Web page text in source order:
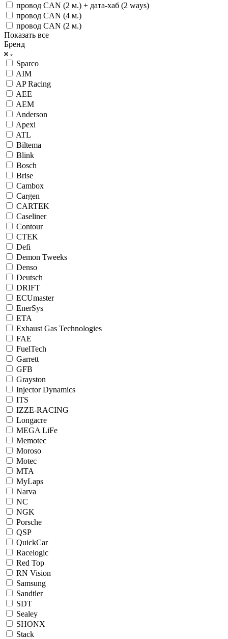
провод CAN (2 м.) + дата-хаб (2 ways)
провод CAN (4 м.)
провод CAN (2 м.)
Показать все
Бренд
Sparco
AIM
AP Racing
AEE
AEM
Anderson
Apexi
ATL
Biltema
Blink
Bosch
Brise
Cambox
Cargen
CARTEK
Caseliner
Contour
CTEK
Defi
Demon Tweeks
Denso
Deutsch
DRIFT
ECUmaster
EnerSys
ETA
Exhaust Gas Technologies
FAE
FuelTech
Garrett
GFB
Grayston
Injector Dynamics
ITS
IZZE-RACING
Longacre
MEGA LiFe
Memotec
Moroso
Motec
MTA
MyLaps
Narva
NC
NGK
Porsche
QSP
QuickCar
Racelogic
Red Top
RN Vision
Samsung
Sandtler
SDT
Sealey
SHONX
Stack